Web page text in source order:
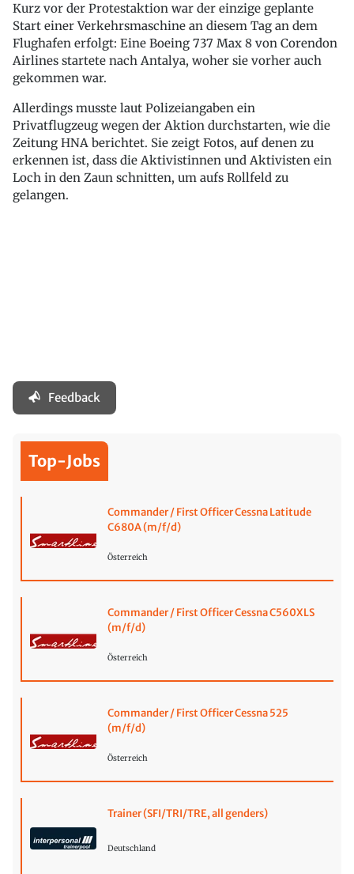
Kurz vor der Protestaktion war der einzige geplante
Start einer Verkehrsmaschine an diesem Tag an dem
Flughafen erfolgt: Eine Boeing 737 Max 8 von Corendon
Airlines startete nach Antalya, woher sie vorher auch
gekommen war.
Allerdings musste laut Polizeiangaben ein
Privatflugzeug wegen der Aktion durchstarten, wie die
Zeitung HNA berichtet. Sie zeigt Fotos, auf denen zu
erkennen ist, dass die Aktivistinnen und Aktivisten ein
Loch in den Zaun schnitten, um aufs Rollfeld zu
gelangen.
Feedback
Top-Jobs
Commander / First Officer Cessna Latitude
C680A (m/f/d)
Österreich
Commander / First Officer Cessna C560XLS
(m/f/d)
Österreich
Commander / First Officer Cessna 525
(m/f/d)
Österreich
Trainer (SFI/TRI/TRE, all genders)
Deutschland